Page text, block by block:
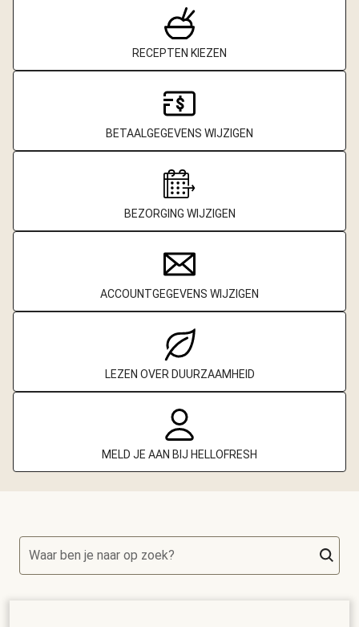
RECEPTEN KIEZEN
BETAALGEGEVENS WIJZIGEN
BEZORGING WIJZIGEN
ACCOUNTGEGEVENS WIJZIGEN
LEZEN OVER DUURZAAMHEID
MELD JE AAN BIJ HELLOFRESH
Waar ben je naar op zoek?